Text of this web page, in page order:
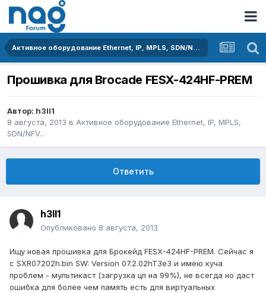
Активное оборудование Ethernet, IP, MPLS, SDN/NFV...
Прошивка для Brocade FESX-424HF-PREM
Автор: h3ll1
8 августа, 2013 в Активное оборудование Ethernet, IP, MPLS,
SDN/NFV...
Ответить
h3ll1
Опубликовано 8 августа, 2013
Ищу новая прошивкa для Брокейд FESX-424HF-PREM. Сейчас я
с SXR07202h.bin SW: Version 07.2.02hT3e3 и имею куча
проблем - мультикаст (загрузка цп на 99%), не всегда но даст
ошибка для более чем память есть для виртуальных